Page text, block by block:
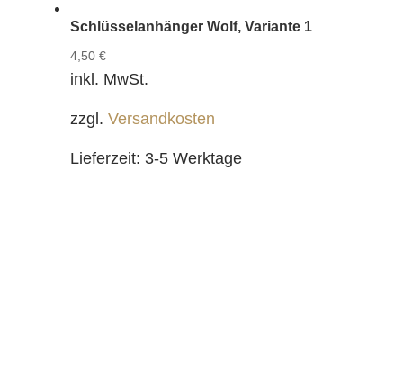
Schlüsselanhänger Wolf, Variante 1
4,50 €
inkl. MwSt.
zzgl. Versandkosten
Lieferzeit: 3-5 Werktage